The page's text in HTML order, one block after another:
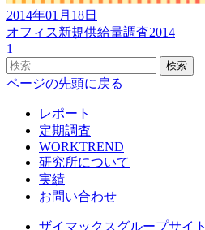
2014年01月18日
オフィス新規供給量調査2014
1
検索
ページの先頭に戻る
レポート
定期調査
WORKTREND
研究所について
実績
お問い合わせ
ザイマックスグループサイト